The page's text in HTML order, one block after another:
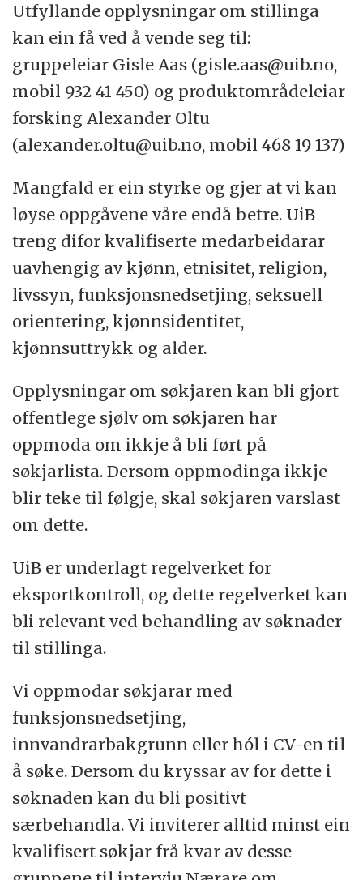
Utfyllande opplysningar om stillinga
kan ein få ved å vende seg til:
gruppeleiar Gisle Aas (gisle.aas@uib.no,
mobil 932 41 450) og produktområdeleiar
forsking Alexander Oltu
(alexander.oltu@uib.no, mobil 468 19 137)
Mangfald er ein styrke og gjer at vi kan
løyse oppgåvene våre endå betre. UiB
treng difor kvalifiserte medarbeidarar
uavhengig av kjønn, etnisitet, religion,
livssyn, funksjonsnedsetjing, seksuell
orientering, kjønnsidentitet,
kjønnsuttrykk og alder.
Opplysningar om søkjaren kan bli gjort
offentlege sjølv om søkjaren har
oppmoda om ikkje å bli ført på
søkjarlista. Dersom oppmodinga ikkje
blir teke til følgje, skal søkjaren varslast
om dette.
UiB er underlagt regelverket for
eksportkontroll, og dette regelverket kan
bli relevant ved behandling av søknader
til stillinga.
Vi oppmodar søkjarar med
funksjonsnedsetjing,
innvandrarbakgrunn eller hól i CV-en til
å søke. Dersom du kryssar av for dette i
søknaden kan du bli positivt
særbehandla. Vi inviterer alltid minst ein
kvalifisert søkjar frå kvar av desse